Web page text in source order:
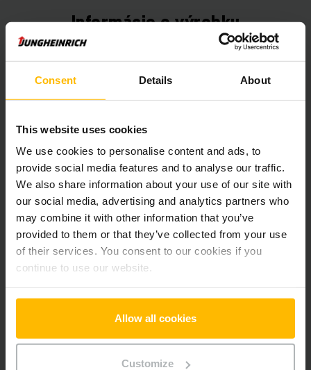
Consent Details About
This website uses cookies
We use cookies to personalise content and ads, to
provide social media features and to analyse our traffic.
We also share information about your use of our site with
our social media, advertising and analytics partners who
may combine it with other information that you’ve
provided to them or that they’ve collected from your use
of their services. You consent to our cookies if you
continue to use our website.
Allow all cookies
Customize
Informácie o výrobku
špecifikácií a vybavenia vozidla.
Batéria
Oloveno-kyselinová, 80 V /
620 Ah
Nabíjač Áno, 80 V / 290 A
Rok výroby batérie 2024
2500 kg
3889 h